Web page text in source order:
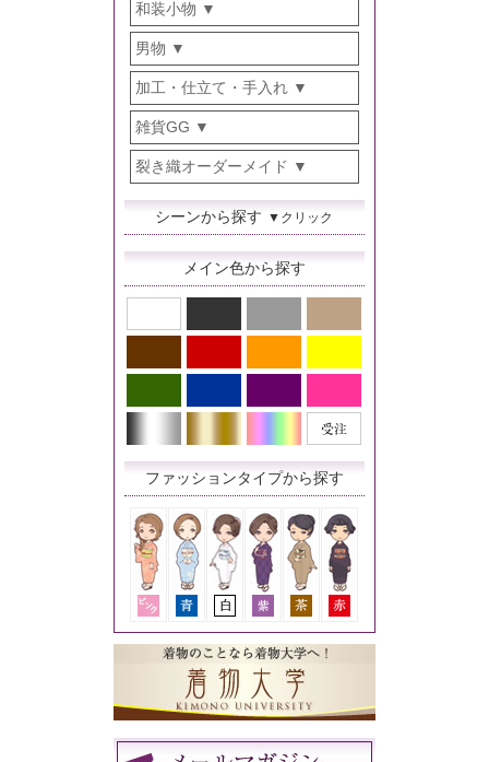
和装小物
男物
加工・仕立て・手入れ
雑貨GG
裂き織オーダーメイド
シーンから探す ▼クリック
メイン色から探す
ファッションタイプから探す